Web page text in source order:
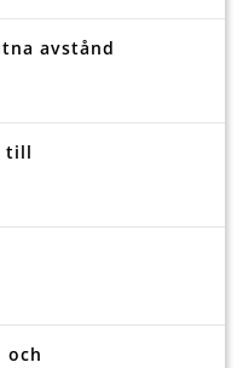
avstånd
till
och